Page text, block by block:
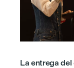
La entrega